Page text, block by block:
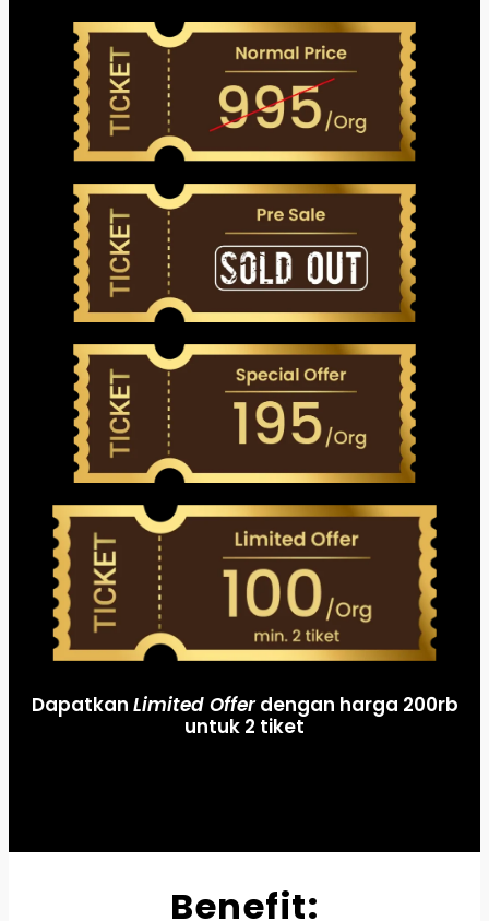
Dapatkan Limited Offerdengan harga 200rb
untuk 2 tiket
Benefit: